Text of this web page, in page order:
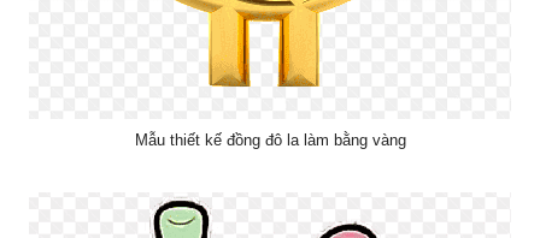
Mẫu thiết kế đồng đô la làm bằng vàng